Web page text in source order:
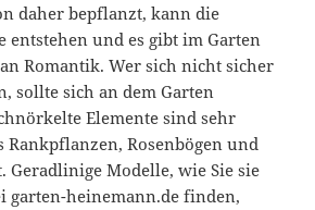
daher bepflanzt, kann die
entstehen und es gibt im Garten
Romantik. Wer sich nicht sicher
sollte sich an dem Garten
Elemente sind sehr
Rankpflanzen, Rosenbögen und
Geradlinige Modelle, wie Sie sie
garten-heinemann.de finden,